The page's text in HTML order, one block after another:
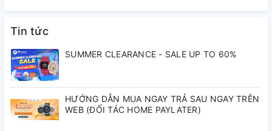
🔥Citizen NJ0151-88L - Sự lựa chọn đẳng cấp cho quý
Thông số sản phẩm
Thương hiệu:
Tin tức
SUMMER CLEARANCE - SALE UP TO 60%
HƯỚNG DẪN MUA NGAY TRẢ SAU NGAY TRÊN
WEB (ĐỐI TÁC HOME PAYLATER)